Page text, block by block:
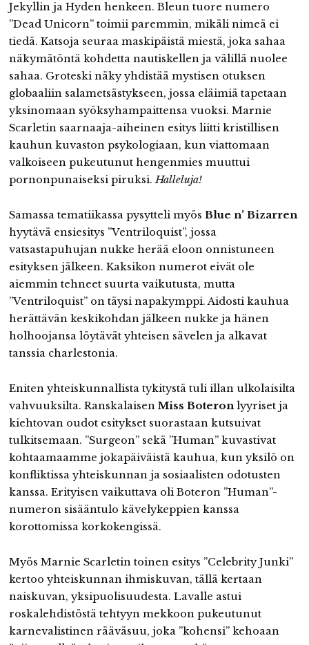
Jekyllin ja Hyden henkeen. Bleun tuore numero
”Dead Unicorn” toimii paremmin, mikäli nimeä ei
tiedä. Katsoja seuraa maskipäistä miestä, joka sahaa
näkymätöntä kohdetta nautiskellen ja välillä nuolee
sahaa. Groteski näky yhdistää mystisen otuksen
globaaliin salametsästykseen, jossa eläimiä tapetaan
yksinomaan syöksyhampaittensa vuoksi. Marnie
Scarletin saarnaaja-aiheinen esitys liitti kristillisen
kauhun kuvaston psykologiaan, kun viattomaan
valkoiseen pukeutunut hengenmies muuttui
pornonpunaiseksi piruksi.Halleluja!
Samassa tematiikassa pysytteli myös Blue n’ Bizarren
hyytävä ensiesitys ”Ventriloquist”, jossa
vatsastapuhujan nukke herää eloon onnistuneen
esityksen jälkeen. Kaksikon numerot eivät ole
aiemmin tehneet suurta vaikutusta, mutta
”Ventriloquist” on täysi napakymppi. Aidosti kauhua
herättävän keskikohdan jälkeen nukke ja hänen
holhoojansa löytävät yhteisen sävelen ja alkavat
tanssia charlestonia.
Eniten yhteiskunnallista tykitystä tuli illan ulkolaisilta
vahvuuksilta. Ranskalaisen Miss Boteronlyyriset ja
kiehtovan oudot esitykset suorastaan kutsuivat
tulkitsemaan. ”Surgeon” sekä ”Human” kuvastivat
kohtaamaamme jokapäiväistä kauhua, kun yksilö on
konfliktissa yhteiskunnan ja sosiaalisten odotusten
kanssa. Erityisen vaikuttava oli Boteron ”Human”-
numeron sisääntulo kävelykeppien kanssa
korottomissa korkokengissä.
Myös Marnie Scarletin toinen esitys ”Celebrity Junki”
kertoo yhteiskunnan ihmiskuvan, tällä kertaan
naiskuvan, yksipuolisuudesta. Lavalle astui
roskalehdistöstä tehtyyn mekkoon pukeutunut
karnevalistinen rääväsuu, joka ”kohensi” kehoaan